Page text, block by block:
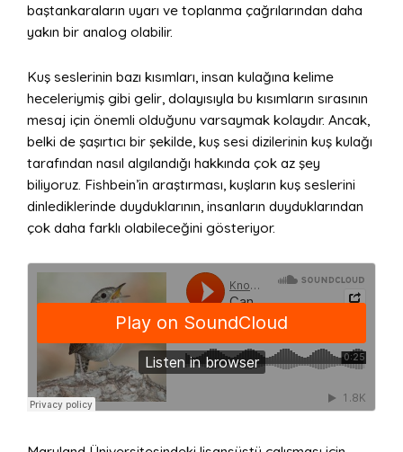
baştankaraların uyarı ve toplanma çağrılarından daha
yakın bir analog olabilir.
Kuş seslerinin bazı kısımları, insan kulağına kelime
heceleriymiş gibi gelir, dolayısıyla bu kısımların sırasının
mesaj için önemli olduğunu varsaymak kolaydır. Ancak,
belki de şaşırtıcı bir şekilde, kuş sesi dizilerinin kuş kulağı
tarafından nasıl algılandığı hakkında çok az şey
biliyoruz. Fishbein’in araştırması, kuşların kuş seslerini
dinlediklerinde duyduklarının, insanların duyduklarından
çok daha farklı olabileceğini gösteriyor.